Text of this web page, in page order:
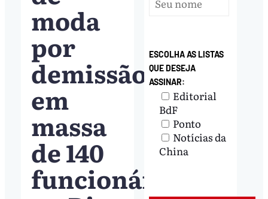
moda
por
demissão
em
massa
de 140
funcionários
ESCOLHA AS LISTAS
QUE DESEJA
ASSINAR:
Editorial
BdF
Ponto
Notícias da
China